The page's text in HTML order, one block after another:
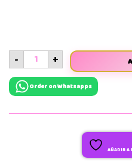
- +
Order on Whatsapps
AÑADIR A